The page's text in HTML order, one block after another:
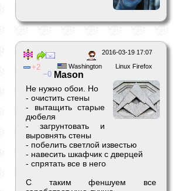
2016-03-19 17:07
Linux Firefox
Washington
2
0 Mason
Не нужно обои. Но
- очистить стены
- вытащить старые
дюбеля
- загрунтовать и
выровнять стены
- побелить светлой известью
- навесить шкафчик с дверцей
- спрятать все в него
С таким феншуем все